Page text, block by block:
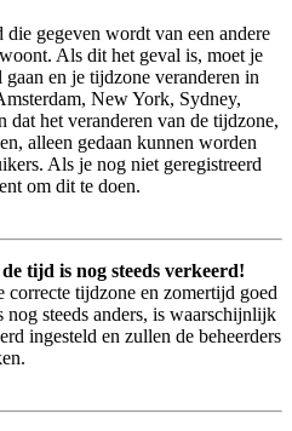
gegeven wordt van een andere
Als dit het geval is, moet je
gaan en je tijdzone veranderen in
New York, Sydney,
dat het veranderen van de tijdzone,
alleen gedaan kunnen worden
Als je nog niet geregistreerd
om dit te doen.
tijd is nog steeds verkeerd!
correcte tijdzone en zomertijd goed
steeds anders, is waarschijnlijk
ingesteld en zullen de beheerders